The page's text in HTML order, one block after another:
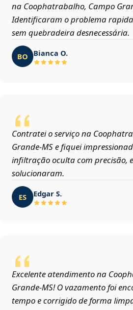
na Coophatrabalho, Campo
Identificaram o problema
sem quebradeira desnecessária.
BO Bianca O.
Contratei o serviço na
Grande‑MS e fiquei
infiltração oculta com precisão,
solucionaram.
ES Edgar S.
Excelente atendimento na
Grande‑MS! O vazamento foi
tempo e corrigido de forma